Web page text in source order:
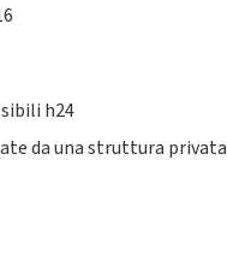
h24
da una struttura privata